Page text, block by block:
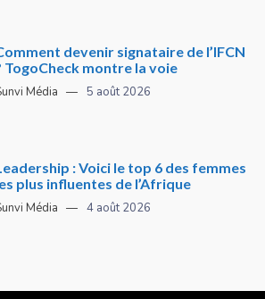
devenir signataire de l’IFCN
TogoCheck montre la voie
Média 5 août 2026
: Voici le top 6 des femmes
plus influentes de l’Afrique
Média 4 août 2026